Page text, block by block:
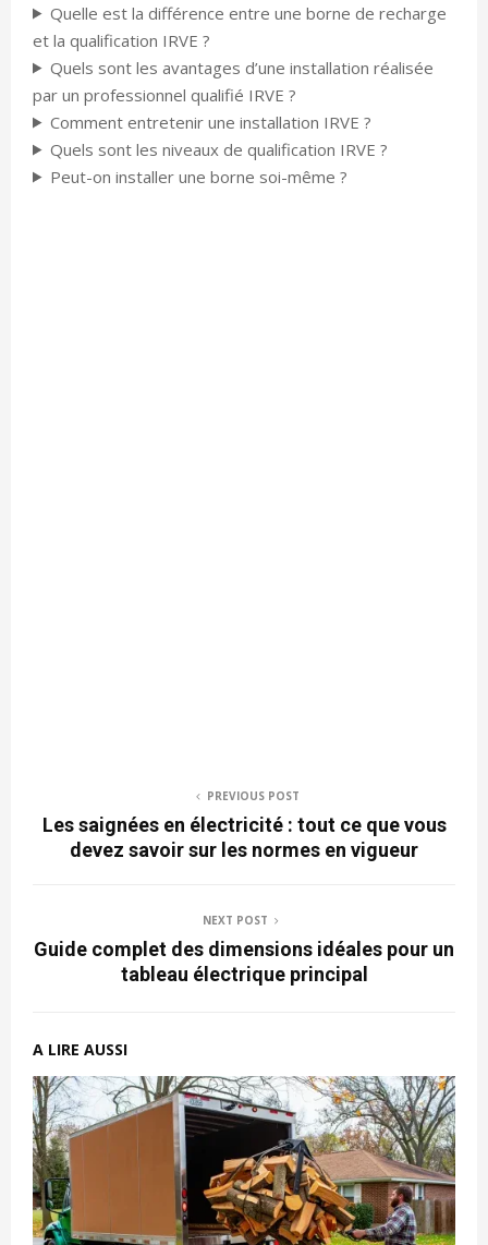
Quelle est la différence entre une borne de recharge
et la qualification IRVE ?
Quels sont les avantages d’une installation réalisée
par un professionnel qualifié IRVE ?
Comment entretenir une installation IRVE ?
Quels sont les niveaux de qualification IRVE ?
Peut-on installer une borne soi-même ?
PREVIOUS POST
Les saignées en électricité : tout ce que vous
devez savoir sur les normes en vigueur
NEXT POST
Guide complet des dimensions idéales pour un
tableau électrique principal
A LIRE AUSSI